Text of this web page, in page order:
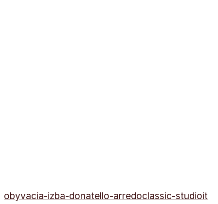
obyvacia-izba-donatello-arredoclassic-studioit